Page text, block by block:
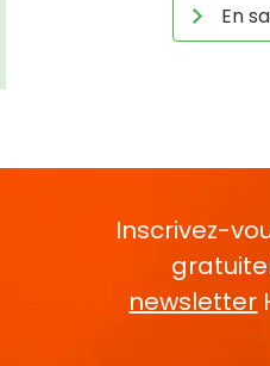
En
Inscrivez-
newsletter